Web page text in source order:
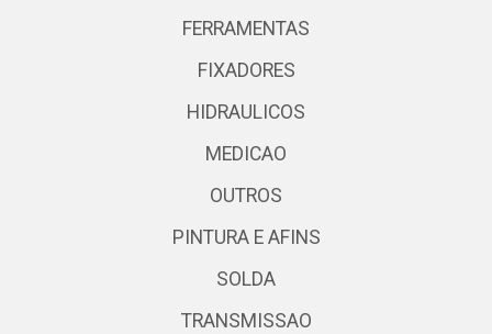
FERRAMENTAS
FIXADORES
HIDRAULICOS
MEDICAO
OUTROS
PINTURA E AFINS
SOLDA
TRANSMISSAO